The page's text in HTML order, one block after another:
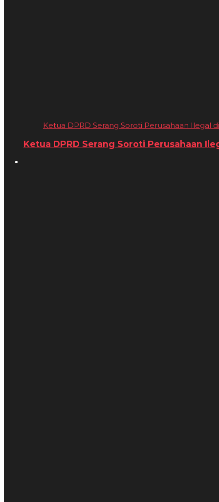
Ketua DPRD Serang Soroti Perusahaan Ilegal
Ketua DPRD Serang Soroti Perusahaan